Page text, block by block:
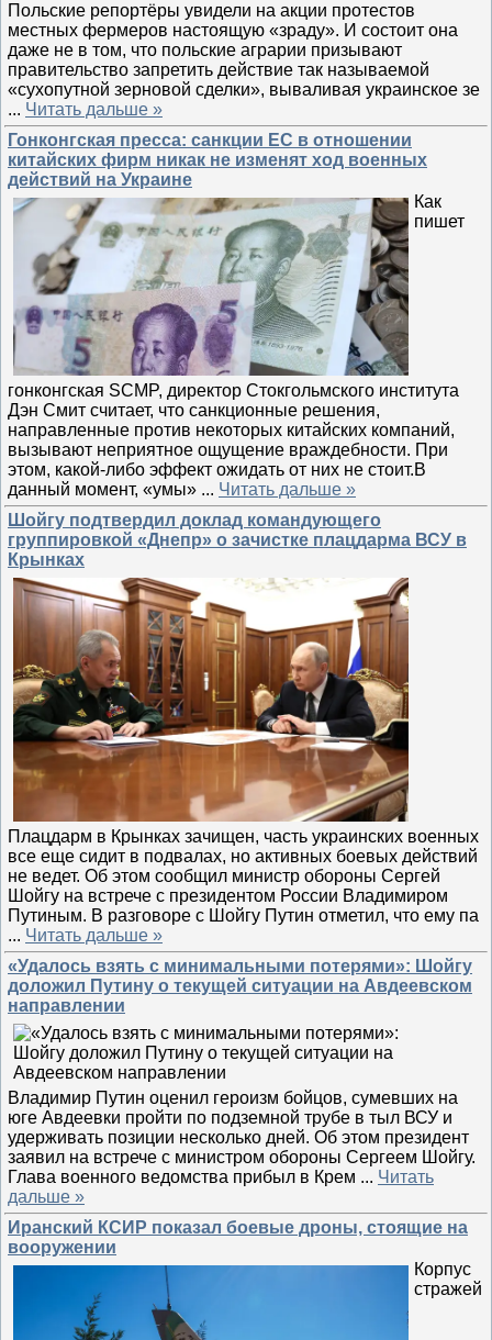
Польские репортёры увидели на акции протестов
местных фермеров настоящую «зраду». И состоит она
даже не в том, что польские аграрии призывают
правительство запретить действие так называемой
«сухопутной зерновой сделки», вываливая украинское зе
... Читать дальше »
Гонконгская пресса: санкции ЕС в отношении
китайских фирм никак не изменят ход военных
действий на Украине
Как
пишет
гонконгская SCMP, директор Стокгольмского института
Дэн Смит считает, что санкционные решения,
направленные против некоторых китайских компаний,
вызывают неприятное ощущение враждебности. При
этом, какой-либо эффект ожидать от них не стоит.В
данный момент, «умы» ... Читать дальше »
Шойгу подтвердил доклад командующего
группировкой «Днепр» о зачистке плацдарма ВСУ в
Крынках
Плацдарм в Крынках зачищен, часть украинских военных
все еще сидит в подвалах, но активных боевых действий
не ведет. Об этом сообщил министр обороны Сергей
Шойгу на встрече с президентом России Владимиром
Путиным. В разговоре с Шойгу Путин отметил, что ему па
... Читать дальше »
«Удалось взять с минимальными потерями»: Шойгу
доложил Путину о текущей ситуации на Авдеевском
направлении
Владимир Путин оценил героизм бойцов, сумевших на
юге Авдеевки пройти по подземной трубе в тыл ВСУ и
удерживать позиции несколько дней. Об этом президент
заявил на встрече с министром обороны Сергеем Шойгу.
Глава военного ведомства прибыл в Крем ... Читать
дальше »
Иранский КСИР показал боевые дроны, стоящие на
вооружении
Корпус
стражей